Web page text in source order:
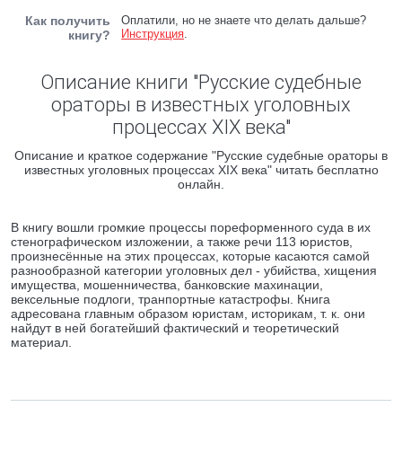
Как получить
книгу?
Оплатили, но не знаете что делать дальше?
Инструкция.
Описание книги "Русские судебные
ораторы в известных уголовных
процессах XIX века"
Описание и краткое содержание "Русские судебные ораторы в
известных уголовных процессах XIX века" читать бесплатно
онлайн.
В книгу вошли громкие процессы пореформенного суда в их
стенографическом изложении, а также речи 113 юристов,
произнесённые на этих процессах, которые касаются самой
разнообразной категории уголовных дел - убийства, хищения
имущества, мошенничества, банковские махинации,
вексельные подлоги, транпортные катастрофы. Книга
адресована главным образом юристам, историкам, т. к. они
найдут в ней богатейший фактический и теоретический
материал.